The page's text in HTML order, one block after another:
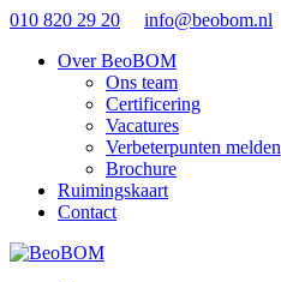
010 820 29 20
info@beobom.nl
Over BeoBOM
Ons team
Certificering
Vacatures
Verbeterpunten melden
Brochure
Ruimingskaart
Contact